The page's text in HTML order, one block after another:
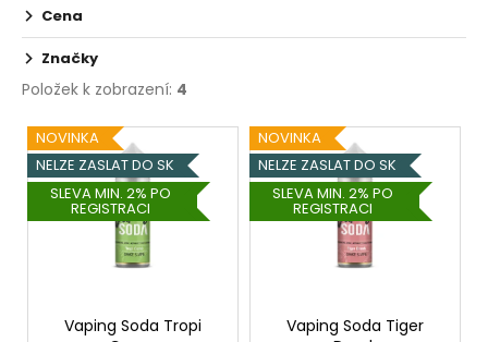
Cena
Značky
Položek k zobrazení: 4
V
ý
p
i
NOVINKA
NELZE ZASLAT DO SK
SLEVA MIN. 2% PO
REGISTRACI
Vaping Soda Tropi
NOVINKA
NELZE ZASLAT DO SK
SLEVA MIN. 2% PO
REGISTRACI
Vaping Soda Tiger
ELF
BAR
ELFLIQ
-
SALT
E-
LIQUID
STRAWBERRY
KIWI
Původně: